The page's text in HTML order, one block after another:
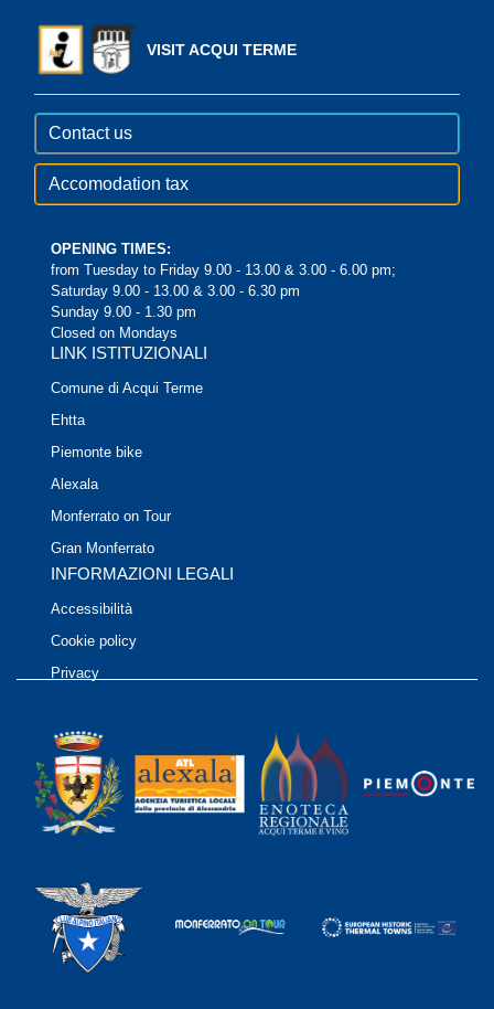
VISIT ACQUI TERME
Contact us
Accomodation tax
OPENING TIMES:
from Tuesday to Friday 9.00 - 13.00 & 3.00 - 6.00 pm;
Saturday 9.00 - 13.00 & 3.00 - 6.30 pm
Sunday 9.00 - 1.30 pm
Closed on Mondays
LINK ISTITUZIONALI
Comune di Acqui Terme
Ehtta
Piemonte bike
Alexala
Monferrato on Tour
Gran Monferrato
INFORMAZIONI LEGALI
Accessibilità
Cookie policy
Privacy